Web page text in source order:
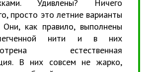
Удивлены? Ничего
просто это летние варианты
Они, как правило, выполнены
нити и в них
естественная
В них совсем не жарко,